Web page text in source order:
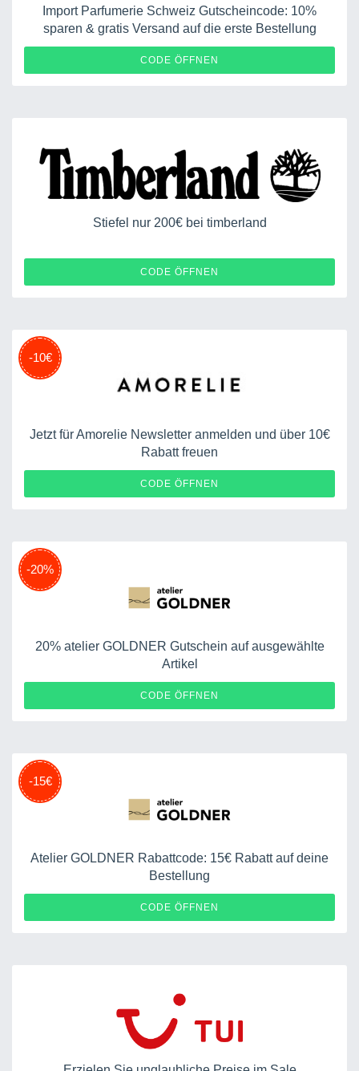
Import Parfumerie Schweiz Gutscheincode: 10%
sparen & gratis Versand auf die erste Bestellung
CODE ÖFFNEN
Stiefel nur 200€ bei timberland
CODE ÖFFNEN
-10€
Jetzt für Amorelie Newsletter anmelden und über 10€
Rabatt freuen
CODE ÖFFNEN
-20%
20% atelier GOLDNER Gutschein auf ausgewählte
Artikel
CODE ÖFFNEN
-15€
Atelier GOLDNER Rabattcode: 15€ Rabatt auf deine
Bestellung
CODE ÖFFNEN